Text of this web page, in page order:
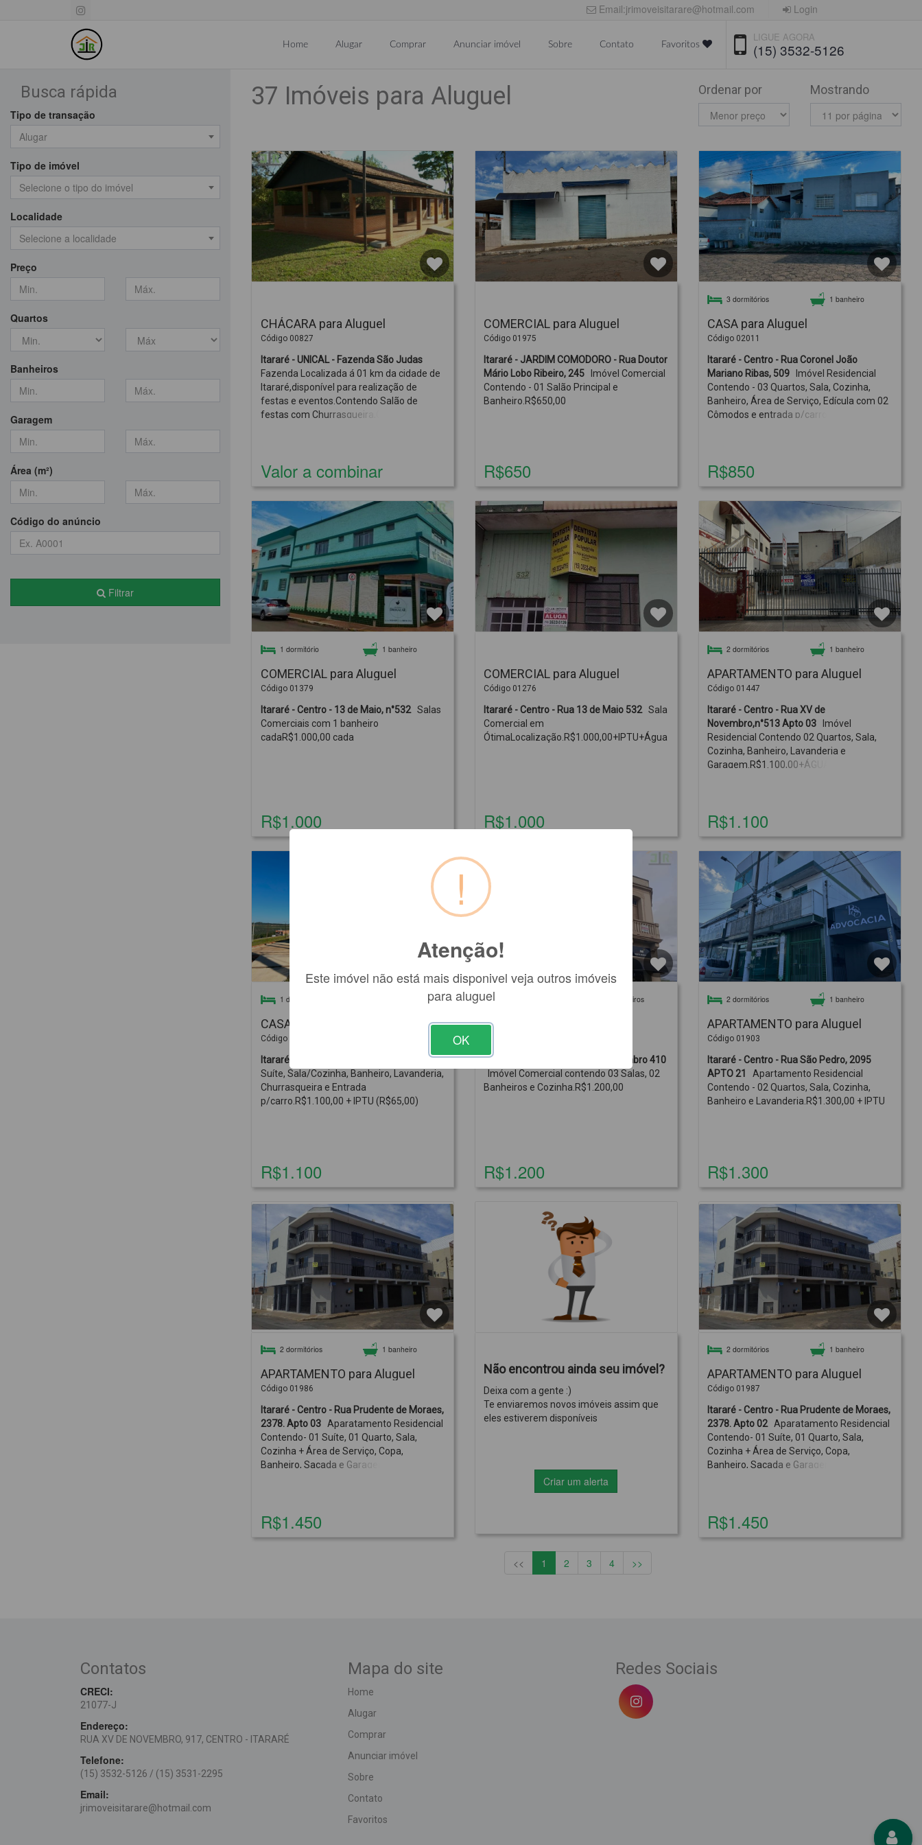
Email:jrimoveisitarare@hotmail.com Login
LIGUE AGORA
(15) 3532-5126
Home Alugar Comprar Anunciar imóvel Sobre Contato Favoritos
Busca rápida
Tipo de transação
Alugar
Tipo de imóvel
Selecione o tipo do imóvel
Localidade
Selecione a localidade
Preço
Quartos
Banheiros
Garagem
Área (m²)
Código do anúncio
Filtrar
37 Imóveis para Aluguel Mostrando
Ordenar por
CHÁCARA para Aluguel
Código 00827
Fazenda Localizada á 01 km da cidade de
Itararé,disponível para realização de
festas e eventos.Contendo Salão de
festas com Churrasqueira,Campo de
Valor a combinar
COMERCIAL para Aluguel
Código 01975
Itararé - JARDIM COMODORO - Rua Doutor
Mário Lobo Ribeiro, 245Imóvel Comercial
Contendo - 01 Salão Principal e
Banheiro.R$650,00
R$650
3 dormitórios 1 banheiro
CASA para Aluguel
Código 02011
Itararé - Centro - Rua Coronel João
Mariano Ribas, 509Imóvel Residencial
Contendo - 03 Quartos, Sala, Cozinha,
Banheiro, Área de Serviço, Edícula com 02
Cômodos e entrada p/carro.R$850,00 +
R$850
1 dormitório 1 banheiro
COMERCIAL para Aluguel
Código 01379
Salas
Comerciais com 1 banheiro
cadaR$1.000,00 cada
R$1.000
COMERCIAL para Aluguel
Código 01276
Itararé - Centro - Rua 13 de Maio 532Sala
Comercial em
ÓtimaLocalização.R$1.000,00+IPTU+Água
R$1.000
2 dormitórios 1 banheiro
APARTAMENTO para Aluguel
Código 01447
Itararé - Centro - Rua XV de
Imóvel
Residencial Contendo 02 Quartos, Sala,
Cozinha, Banheiro, Lavanderia e
Garagem.R$1.100,00+ÁGUA+IPTU +
R$1.100
1 dormitório
CASA para Aluguel
Código 02012
Itararé -
Imóvel Residencial Contendo - 01
Suíte, Sala/Cozinha, Banheiro, Lavanderia,
Churrasqueira e Entrada
p/carro.R$1.100,00 + IPTU (R$65,00)
R$1.100
2 banheiros
COMERCIAL para Aluguel
Itararé - Centro - Rua 15 de Novembro 410
Imóvel Comercial contendo 03 Salas, 02
Banheiros e Cozinha.R$1.200,00
R$1.200
2 dormitórios 1 banheiro
APARTAMENTO para Aluguel
Código 01903
Itararé - Centro - Rua São Pedro, 2095
APTO 21Apartamento Residencial
Contendo - 02 Quartos, Sala, Cozinha,
Banheiro e Lavanderia.R$1.300,00 + IPTU
R$1.300
2 dormitórios 1 banheiro
APARTAMENTO para Aluguel
Código 01986
Itararé - Centro - Rua Prudente de Moraes,
Aparatamento Residencial
Contendo- 01 Suíte, 01 Quarto, Sala,
Cozinha + Área de Serviço, Copa,
Banheiro, Sacada e Garagem.R$1.450,00 +
R$1.450
Não encontrou ainda seu imóvel?
Deixa com a gente :)
Te enviaremos novos imóveis assim que
eles estiverem disponíveis
Criar um alerta
2 dormitórios 1 banheiro
APARTAMENTO para Aluguel
Código 01987
Itararé - Centro - Rua Prudente de Moraes,
2378. Apto 02Aparatamento Residencial
Contendo- 01 Suíte, 01 Quarto, Sala,
Cozinha + Área de Serviço, Copa,
Banheiro, Sacada e Garagem.R$1.450,00 +
R$1.450
<< 1 2 3 4 >>
Contatos
CRECI:
21077-J
Endereço:
RUA XV DE NOVEMBRO, 917, CENTRO - ITARARÉ
Telefone:
(15) 3532-5126 / (15) 3531-2295
Email:
jrimoveisitarare@hotmail.com
Mapa do site
Home
Alugar
Comprar
Anunciar imóvel
Sobre
Contato
Favoritos
Redes Sociais
!
Atenção!
Este imóvel não está mais disponivel veja outros imóveis
para aluguel
OK